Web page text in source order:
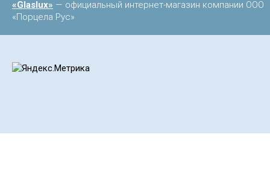
«Glaslux» — официальный интернет-магазин компании ООО
«Порцела Рус»